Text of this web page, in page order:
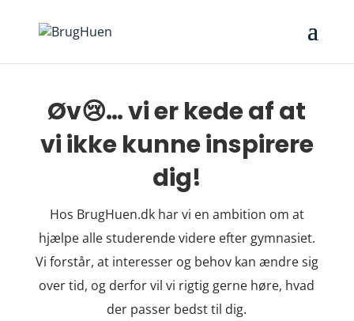
Øv😢… vi er kede af at
vi ikke kunne inspirere
dig!
Hos BrugHuen.dk har vi en ambition om at
hjælpe alle studerende videre efter gymnasiet.
Vi forstår, at interesser og behov kan ændre sig
over tid, og derfor vil vi rigtig gerne høre, hvad
der passer bedst til dig.